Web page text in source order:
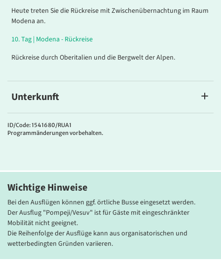
Heute treten Sie die Rückreise mit Zwischenübernachtung im Raum
Modena an.
10.Tag | Modena - Rückreise
Rückreise durch Oberitalien und die Bergwelt der Alpen.
Unterkunft
Hotel President
Sie wohnen im top4*Hotel President
über Sorrent. Das Zentrum ist in wenigen Minuten mit dem
Massagen (gg. Gebühr). Alle Zimmer sind mit Bad oder DU/WC,
oder Patio ausgestattet.
ID/Code: 1541680/RUA1
Programmänderungen vorbehalten.
Wichtige Hinweise
Bei den Ausflügen können ggf. örtliche Busse eingesetzt werden.
Der Ausflug "Pompeji/Vesuv" ist für Gäste mit eingeschränkter
Mobilität nicht geeignet.
Die Reihenfolge der Ausflüge kann aus organisatorischen und
wetterbedingten Gründen variieren.